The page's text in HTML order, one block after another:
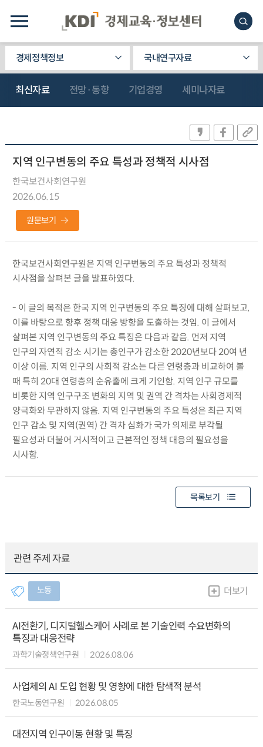
경제정책정보 국내연구자료
최신자료 전망·동향 기업경영 세미나자료
지역 인구변동의 주요 특성과 정책적 시사점
한국보건사회연구원
2026.06.15
원문보기
한국보건사회연구원은 지역 인구변동의 주요 특성과 정책적
시사점을 살펴본 글을 발표하였다.
- 이 글의 목적은 한국 지역 인구변동의 주요 특징에 대해 살펴보고,
이를 바탕으로 향후 정책 대응 방향을 도출하는 것임. 이 글에서
살펴본 지역 인구변동의 주요 특징은 다음과 같음. 먼저 지역
인구의 자연적 감소 시기는 총인구가 감소한 2020년보다 20여 년
이상 이름. 지역 인구의 사회적 감소는 다른 연령층과 비교하여 볼
때 특히 20대 연령층의 순유출에 크게 기인함. 지역 인구 규모를
비롯한 지역 인구구조 변화의 지역 및 권역 간 격차는 사회경제적
양극화와 무관하지 않음. 지역 인구변동의 주요 특성은 최근 지역
인구 감소 및 지역(권역) 간 격차 심화가 국가 의제로 부각될
필요성과 더불어 거시적이고 근본적인 정책 대응의 필요성을
시사함.
목록보기
관련 주제 자료
노동 더보기
AI전환기, 디지털헬스케어 사례로 본 기술인력 수요변화의
특징과 대응전략
과학기술정책연구원 2026.08.06
사업체의 AI 도입 현황 및 영향에 대한 탐색적 분석
한국노동연구원 2026.08.05
대전지역 인구이동 현황 및 특징